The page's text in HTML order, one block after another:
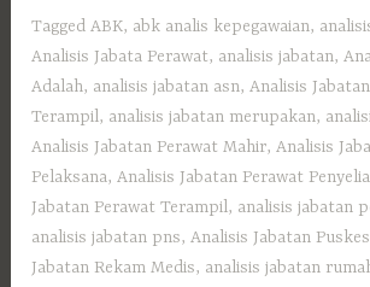
TaggedABK, abk analis kepegawaian,
Analisis Jabata Perawat, analisis jabatan,
Adalah, analisis jabatan asn,Analisis
Terampil, analisis jabatan merupakan,
Analisis Jabatan Perawat Mahir,Analisis
Pelaksana,Analisis Jabatan Perawat Penyelia
Jabatan Perawat Terampil, analisis jabatan
analisis jabatan pns,Analisis Jabatan
Jabatan Rekam Medis, analisis jabatan